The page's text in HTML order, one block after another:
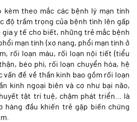
theo mắc các bệnh lý mạn tính
độ trầm trọng của bệnh tình lên gấp
gia y tế cho biết, những trẻ mắc bệnh
mạn tính (xơ nang, phổi mạn tính ở
rối loạn máu, rối loạn nội tiết (tiểu
béo phì, rối loạn chuyển hóa, hệ
vấn đề về thần kinh bao gồm rối loạn
kinh ngoại biên và cơ như bại não,
tật trí tuệ, chậm phát triển… là
hàng đầu khiến trẻ gặp biến chứng